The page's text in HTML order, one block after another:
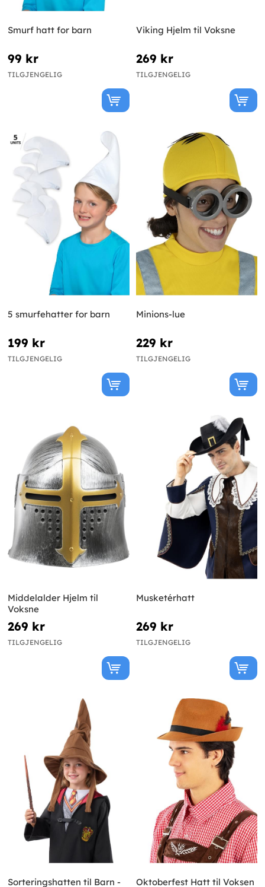
Smurf hatt for barn
99 kr
TILGJENGELIG
Viking Hjelm til Voksne
269 kr
TILGJENGELIG
5 smurfehatter for barn
199 kr
TILGJENGELIG
Minions-lue
229 kr
TILGJENGELIG
Middelalder Hjelm til
Voksne
269 kr
TILGJENGELIG
Musketérhatt
269 kr
TILGJENGELIG
Sorteringshatten til Barn - Oktoberfest Hatt til Voksen